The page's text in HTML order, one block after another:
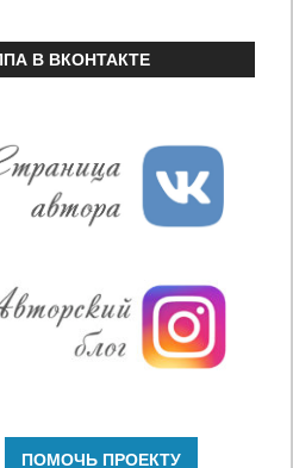
В ВКОНТАКТЕ